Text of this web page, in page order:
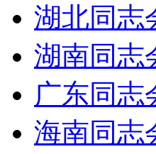
湖北同志
湖南同志
广东同志
海南同志